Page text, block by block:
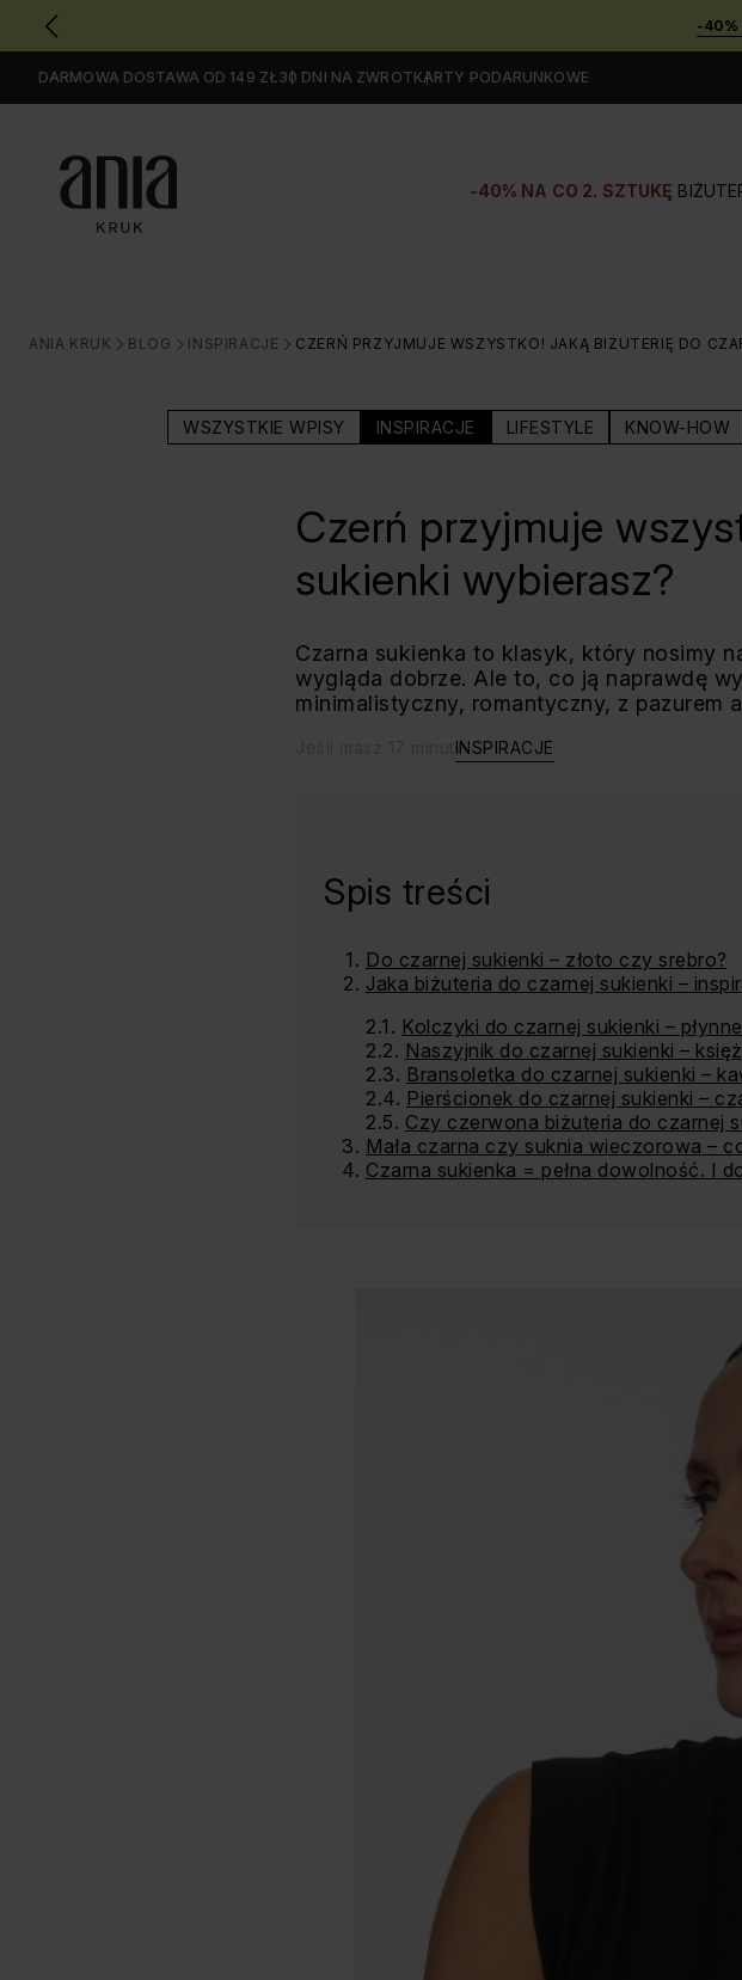
GŁÓWNEJ
ZAWARTOŚCI
MENU
-40%
DARMOWA DOSTAWA OD 149 ZŁ30 DNI NA ZWROTKARTY PODARUNKOWE
-40% NA CO 2. SZTUKĘ
ANIA KRUK
>
BLOG
>
INSPIRACJE
>
CZERŃ PRZYJMUJE WSZYSTKO! JAKĄ BIŻUTERIĘ DO
WSZYSTKIE WPISY INSPIRACJE LIFESTYLE KNOW-HOW
Czerń przyjmuje
sukienki wybierasz?
Czarna sukienka to klasyk, który nosimy
wygląda dobrze. Ale to, co ją naprawdę
minimalistyczny, romantyczny, z pazurem
INSPIRACJE
Spis treści
Do czarnej sukienki – złoto czy srebro?
Jaka biżuteria do czarnej sukienki –
Kolczyki do czarnej sukienki –
Naszyjnik do czarnej sukienki –
Bransoletka do czarnej sukienki –
Pierścionek do czarnej sukienki –
Czy czerwona biżuteria do czarnej
Mała czarna czy suknia wieczorowa –
Czarna sukienka = pełna dowolność. I